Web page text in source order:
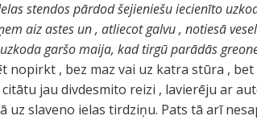
stendos pārdod šejieniešu iecienīto
aiz astes un , atliecot galvu , notiesā
garšo maija, kad tirgū parādās
nopirkt , bez maz vai uz katra stūra ,
jau divdesmito reizi , lavierēju ar
uz slaveno ielas tirdziņu. Pats tā arī